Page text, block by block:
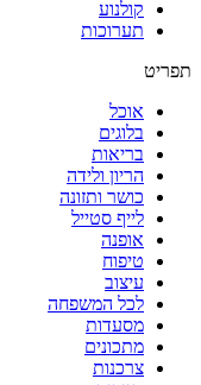
קולנוע
תערוכות
תפריט
אוכל
בלוגים
בריאות
הריון ולידה
כושר ותזונה
לייף סטייל
אופנה
טיפוח
עיצוב
לכל המשפחה
מסעדות
מתכונים
צרכנות